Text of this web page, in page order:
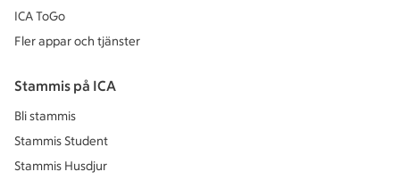
ICA ToGo
Fler appar och tjänster
Stammis på ICA
Bli stammis
Stammis Student
Stammis Husdjur